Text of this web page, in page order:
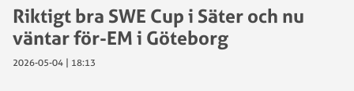
Riktigt bra SWE Cup i Säter och nu
väntar för-EM i Göteborg
2026-05-04 | 18:13